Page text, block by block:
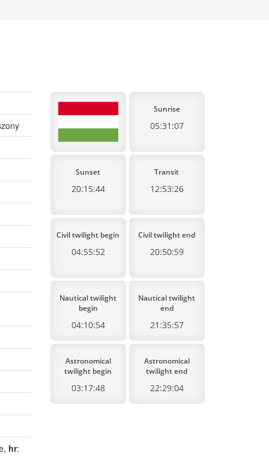
hr:
Sunrise
05:31:07
Sunset
20:15:44
Transit
12:53:26
Civil twilight begin
04:55:52
Civil twilight end
20:50:59
Nautical twilight
begin
04:10:54
Nautical twilight
end
21:35:57
Astronomical
twilight begin
03:17:48
Astronomical
twilight end
22:29:04